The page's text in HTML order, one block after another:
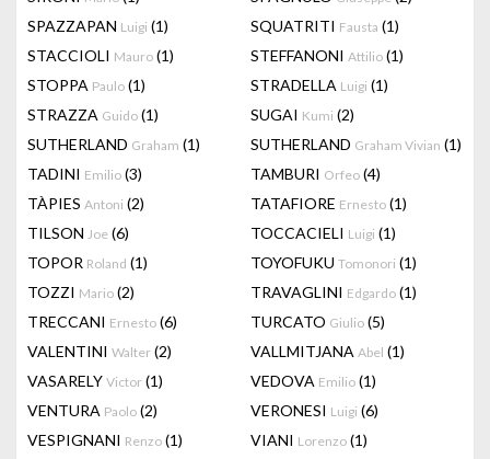
SPAZZAPAN Luigi (1) SQUATRITI Fausta (1)
STACCIOLI Mauro (1) STEFFANONI Attilio (1)
STOPPA Paulo (1) STRADELLA Luigi (1)
STRAZZA Guido (1) SUGAI Kumi (2)
SUTHERLAND Graham (1) SUTHERLAND Graham Vivian (1)
TADINI Emilio (3) TAMBURI Orfeo (4)
TÀPIES Antoni (2) TATAFIORE Ernesto (1)
TILSON Joe (6) TOCCACIELI Luigi (1)
TOPOR Roland (1) TOYOFUKU Tomonori (1)
TOZZI Mario (2) TRAVAGLINI Edgardo (1)
TRECCANI Ernesto (6) TURCATO Giulio (5)
VALENTINI Walter (2) VALLMITJANA Abel (1)
VASARELY Victor (1) VEDOVA Emilio (1)
VENTURA Paolo (2) VERONESI Luigi (6)
VESPIGNANI Renzo (1) VIANI Lorenzo (1)